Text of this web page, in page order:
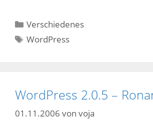
Kategorien
Verschiedenes
Schlagwörter
WordPress
WordPress 2.0.5 –
01.11.2006 von voja